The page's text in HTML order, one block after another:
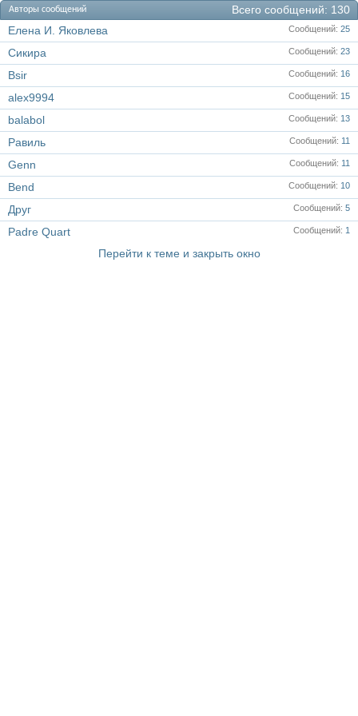
Всего сообщений 130
Авторы сообщений
Сообщений 25
Елена И. Яковлева
Сообщений 23
Сикира
Сообщений 16
Bsir
Сообщений 15
alex9994
Сообщений 13
balabol
Сообщений 11
Равиль
Сообщений 11
Genn
Сообщений 10
Bend
Сообщений 5
Друг
Сообщений 1
Padre Quart
Перейти к теме и закрыть окно